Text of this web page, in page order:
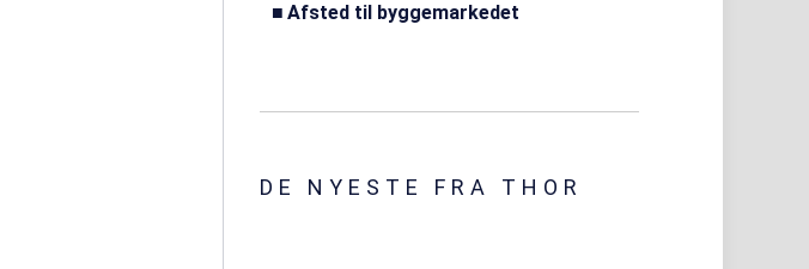
Afsted til byggemarkedet
DE NYESTE FRA THOR